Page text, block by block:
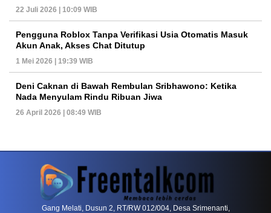
22 Juli 2026 | 10:09 WIB
Pengguna Roblox Tanpa Verifikasi Usia Otomatis Masuk
Akun Anak, Akses Chat Ditutup
1 Mei 2026 | 19:39 WIB
Deni Caknan di Bawah Rembulan Sribhawono: Ketika
Nada Menyulam Rindu Ribuan Jiwa
26 April 2026 | 08:49 WIB
PETIR800 LOGIN PETIR800 Baccarat Dan Evolusi Game Meja Digital
Gang Melati, Dusun 2, RT/RW 012/004, Desa Srimenanti,